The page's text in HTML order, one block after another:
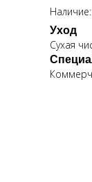
Уход
Сухая